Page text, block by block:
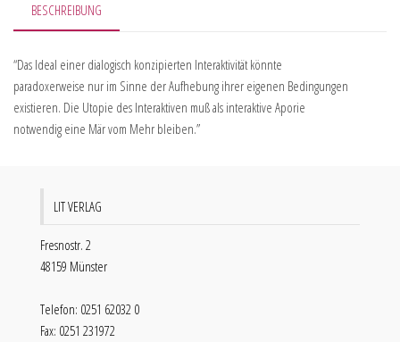
BESCHREIBUNG
“Das Ideal einer dialogisch konzipierten Interaktivität könnte
paradoxerweise nur im Sinne der Aufhebung ihrer eigenen Bedingungen
existieren. Die Utopie des Interaktiven muß als interaktive Aporie
notwendig eine Mär vom Mehr bleiben.”
LIT VERLAG
Fresnostr. 2
48159 Münster
Telefon: 0251 62032 0
Fax: 0251 231972